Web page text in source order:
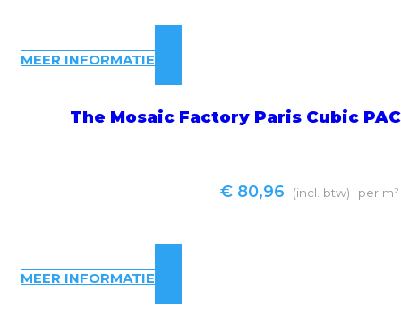
MEER INFORMATIE
The Mosaic Factory Paris Cubic
€80,96 (incl. btw) per m²
MEER INFORMATIE